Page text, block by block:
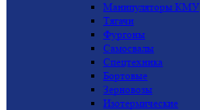
Манипуляторы КМУ
Тягачи
Фургоны
Самосвалы
Спецтехника
Бортовые
Зерновозы
Изотермические